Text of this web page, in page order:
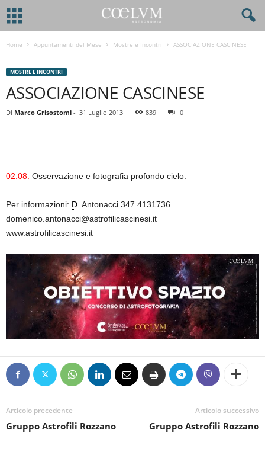
Home Appuntamenti del Mese Mostre e Incontri ASSOCIAZIONE CASCINESE
MOSTRE E INCONTRI
ASSOCIAZIONE CASCINESE
Di Marco Grisostomi - 31 Luglio 2013 839 0
02.08: Osservazione e fotografia profondo cielo.
Per informazioni: D . Antonacci 347.4131736
domenico.antonacci@astrofilicascinesi.it
www.astrofilicascinesi.it
Articolo precedente
Gruppo Astrofili Rozzano
Articolo successivo
Gruppo Astrofili Rozzano